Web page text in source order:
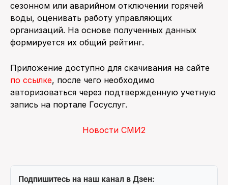
сезонном или аварийном отключении горячей
воды, оценивать работу управляющих
организаций. На основе полученных данных
формируется их общий рейтинг.
Приложение доступно для скачивания на сайте
по ссылке, после чего необходимо
авторизоваться через подтвержденную учетную
запись на портале Госуслуг.
Новости СМИ2
Подпишитесь на наш канал в Дзен: